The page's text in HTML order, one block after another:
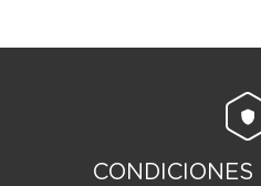
CONDICIONES